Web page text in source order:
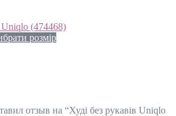
Uniqlo (474468)
розмір
отзыв на “Худі без рукавів Uniqlo